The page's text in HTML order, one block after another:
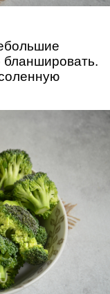
бланшировать.